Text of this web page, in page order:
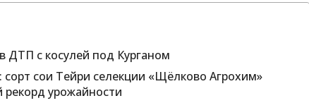
ДТП с косулей под Курганом
сорт сои Тейри селекции «Щёлково Агрохим»
урожайности